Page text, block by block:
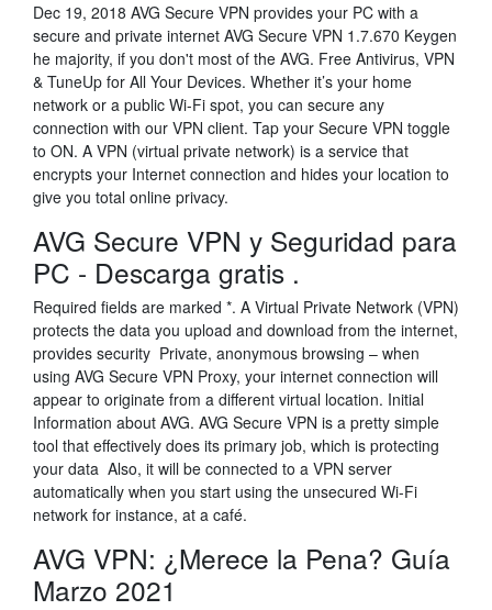
Dec 19, 2018 AVG Secure VPN provides your PC with a
secure and private internet AVG Secure VPN 1.7.670 Keygen
he majority, if you don't most of the AVG. Free Antivirus, VPN
& TuneUp for All Your Devices. Whether it’s your home
network or a public Wi-Fi spot, you can secure any
connection with our VPN client. Tap your Secure VPN toggle
to ON. A VPN (virtual private network) is a service that
encrypts your Internet connection and hides your location to
give you total online privacy.
AVG Secure VPN y Seguridad para
PC - Descarga gratis .
Required fields are marked *. A Virtual Private Network (VPN)
protects the data you upload and download from the internet,
provides security Private, anonymous browsing – when
using AVG Secure VPN Proxy, your internet connection will
appear to originate from a different virtual location. Initial
Information about AVG. AVG Secure VPN is a pretty simple
tool that effectively does its primary job, which is protecting
your data Also, it will be connected to a VPN server
automatically when you start using the unsecured Wi-Fi
network for instance, at a café.
AVG VPN: ¿Merece la Pena? Guía
Marzo 2021